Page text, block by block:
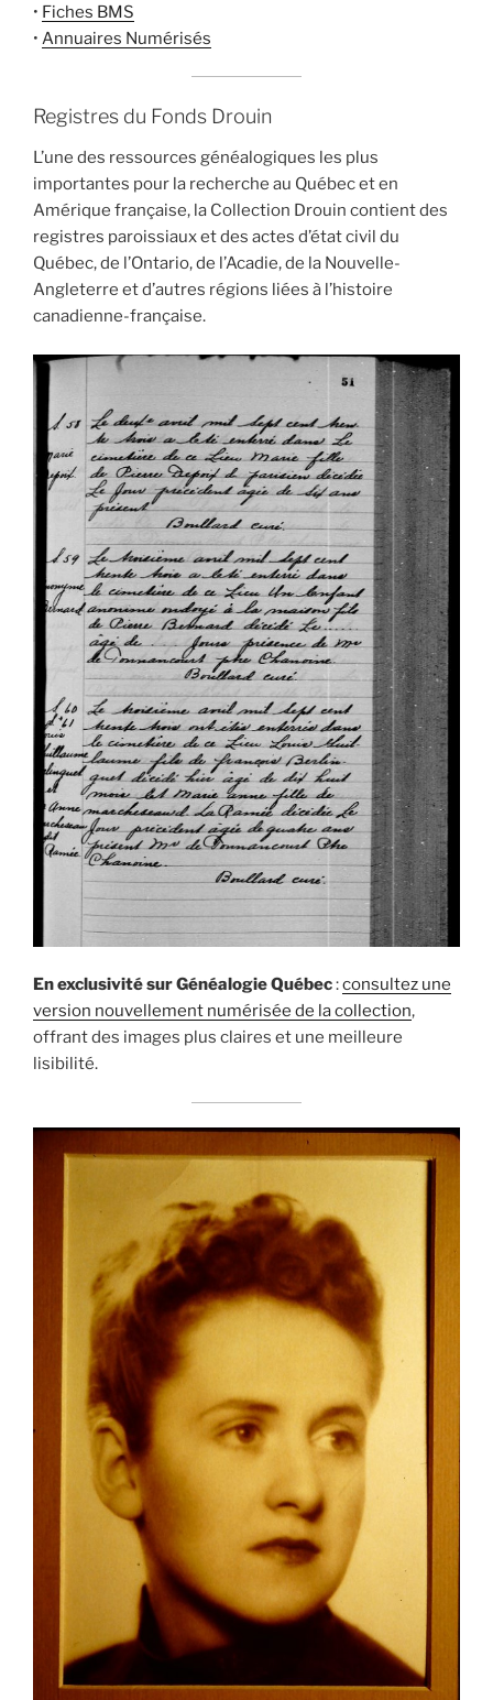
• Fiches BMS
• Annuaires Numérisés
Registres du Fonds Drouin
L’une des ressources généalogiques les plus
importantes pour la recherche au Québec et en
Amérique française, la Collection Drouin contient des
registres paroissiaux et des actes d’état civil du
Québec, de l’Ontario, de l’Acadie, de la Nouvelle-
Angleterre et d’autres régions liées à l’histoire
canadienne-française.
En exclusivité sur Généalogie Québec:consultez une
version nouvellement numérisée de la collection,
offrant des images plus claires et une meilleure
lisibilité.